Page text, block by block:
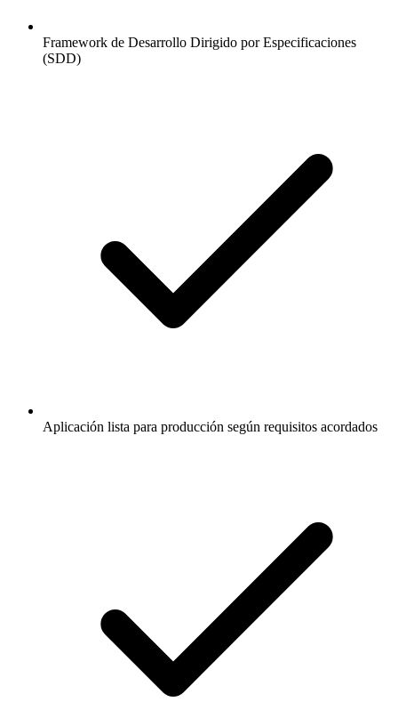
Framework de Desarrollo Dirigido por Especificaciones
(SDD)
Aplicación lista para producción según requisitos acordados